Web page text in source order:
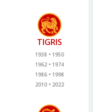
TIGRIS
1938
1950
1962
1974
1986
1998
2010
2022